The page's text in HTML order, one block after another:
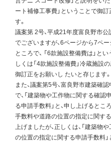
ート補修工事費」ということで御
す。
議案第 2号、平成21年度富良野市
でございますが、6ページから7ペー
ところで、 「6款施設整備費は」と
しくは「4款施設整備費」冷蔵施設
御訂正をお願いし たいと存じます。
また、議案第5号、富良野市建築確
で、「建築物や工作物に関する確
る申請手数料」と、申し上げるとこ
手数料や道路の位置の指定に関す
上げましたが、正しくは、「建築物
の位置の指定に関する申請手数料